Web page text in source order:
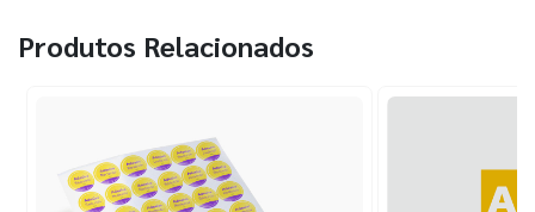
Produtos Relacionados